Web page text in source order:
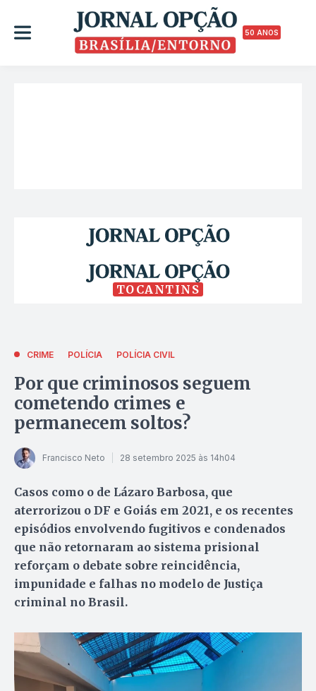
50 ANOS
TOCANTINS
CRIME POLÍCIA POLÍCIA CIVIL
Por que criminosos seguem
cometendo crimes e
permanecem soltos?
Francisco Neto 28 setembro 2025 às 14h04
Casos como o de Lázaro Barbosa, que
aterrorizou o DF e Goiás em 2021, e os recentes
episódios envolvendo fugitivos e condenados
que não retornaram ao sistema prisional
reforçam o debate sobre reincidência,
impunidade e falhas no modelo de Justiça
criminal no Brasil.